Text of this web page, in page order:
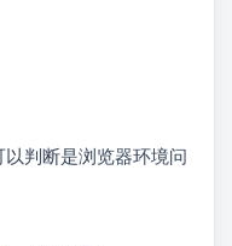
判断是浏览器环境问